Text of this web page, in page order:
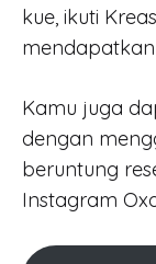
kue, ikuti
Kamu juga
dengan
beruntung
Instagram